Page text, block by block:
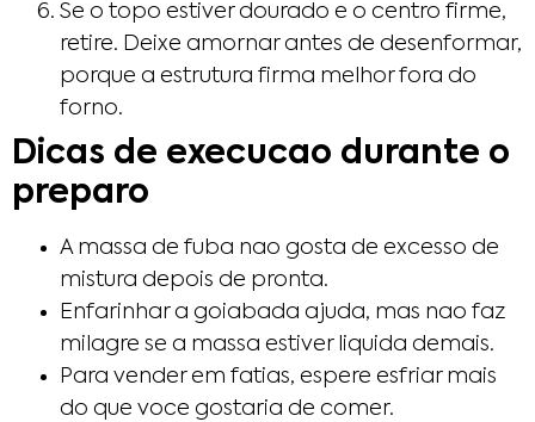
Se o topo estiver dourado e o centro firme,
retire. Deixe amornar antes de desenformar,
porque a estrutura firma melhor fora do
forno.
Dicas de execucao durante o
preparo
A massa de fuba nao gosta de excesso de
mistura depois de pronta.
Enfarinhar a goiabada ajuda, mas nao faz
milagre se a massa estiver liquida demais.
Para vender em fatias, espere esfriar mais
do que voce gostaria de comer.